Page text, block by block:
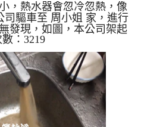
洗
，熱水器會忽冷忽熱，像
司驅車至 周小姐 家，進行
發現，如圖，本公司架起
檸檬酸 至管路裡面，等了
，啟動 螺旋波 模式，一洗
影片，兩個多小時後，管
常，熱水器正常運作，周
了。 如是自來水，如水管
積，洗出來的水就會是咖
管壁上會結成黑色管垢，
會跟石油...
：3219